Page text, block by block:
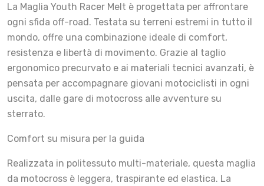
La Maglia Youth Racer Melt è progettata per affrontare
ogni sfida off-road. Testata su terreni estremi in tutto il
mondo, offre una combinazione ideale di comfort,
resistenza e libertà di movimento. Grazie al taglio
ergonomico precurvato e ai materiali tecnici avanzati, è
pensata per accompagnare giovani motociclisti in ogni
uscita, dalle gare di motocross alle avventure su
sterrato.
Comfort su misura per la guida
Realizzata in politessuto multi-materiale, questa maglia
da motocross è leggera, traspirante ed elastica. La